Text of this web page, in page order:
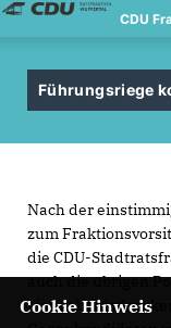
CDU
Führungsriege
Nach der
zum
die CDU-
auch die übrigen
einem
Cookie Hinweis